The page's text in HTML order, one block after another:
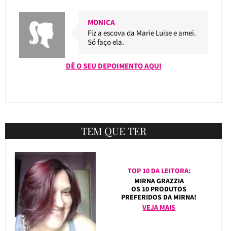
MONICA
Fiz a escova da Marie Luise e amei.
Só faço ela.
DÊ O SEU DEPOIMENTO AQUI
TEM QUE TER
TOP 10 DA LEITORA:
MIRNA GRAZZIA
OS 10 PRODUTOS
PREFERIDOS DA MIRNA!
VEJA MAIS